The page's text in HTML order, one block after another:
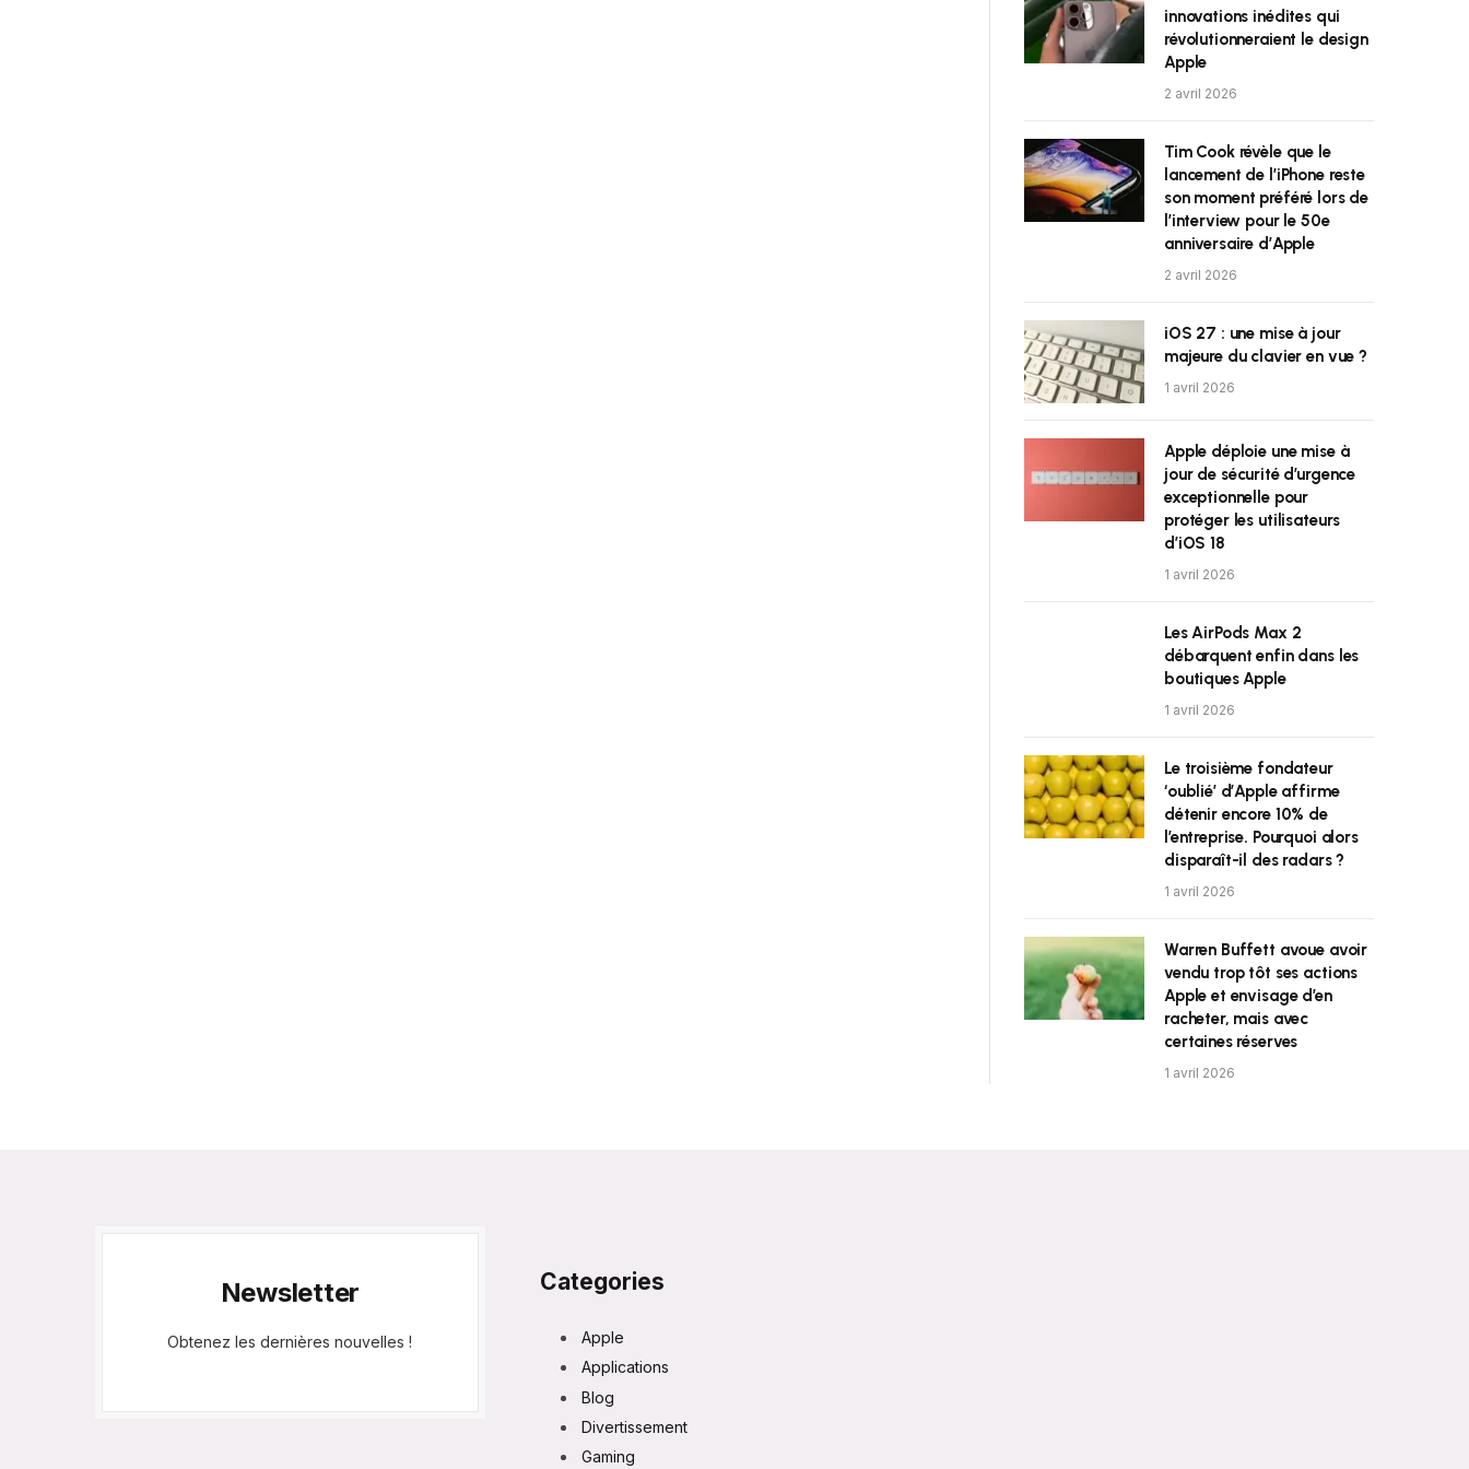
innovations inédites qui
révolutionneraient le design
Apple
2 avril 2026
Tim Cook révèle que le
lancement de l’iPhone reste
son moment préféré lors de
l’interview pour le 50e
anniversaire d’Apple
2 avril 2026
iOS 27 : une mise à jour
majeure du clavier en vue ?
1 avril 2026
Apple déploie une mise à
jour de sécurité d’urgence
exceptionnelle pour
protéger les utilisateurs
d’iOS 18
1 avril 2026
Les AirPods Max 2
débarquent enfin dans les
boutiques Apple
1 avril 2026
Le troisième fondateur
‘oublié’ d’Apple affirme
détenir encore 10% de
l’entreprise. Pourquoi alors
disparaît-il des radars ?
1 avril 2026
Warren Buffett avoue avoir
vendu trop tôt ses actions
Apple et envisage d’en
racheter, mais avec
certaines réserves
1 avril 2026
Newsletter
Obtenez les dernières nouvelles !
Categories
Apple
Applications
Blog
Divertissement
Gaming